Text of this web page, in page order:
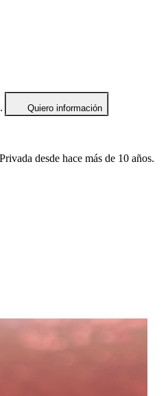
Quiero información
desde hace más de 10 años.